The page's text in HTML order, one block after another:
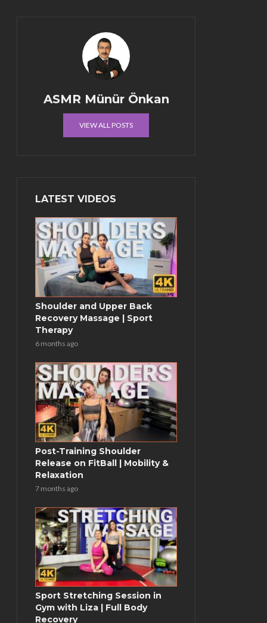
ASMR Münür Önkan
VIEW ALL POSTS
LATEST VIDEOS
Shoulder and Upper Back
Recovery Massage | Sport
Therapy
6 months ago
Post-Training Shoulder
Release on FitBall | Mobility &
Relaxation
7 months ago
Sport Stretching Session in
Gym with Liza | Full Body
Recovery